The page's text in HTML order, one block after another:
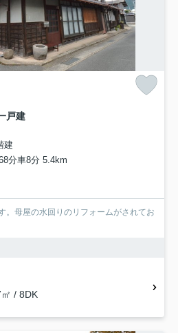
戸建
建
分車8分 5.4km
。母屋の水回りのリフォームがされてお
/ 8DK